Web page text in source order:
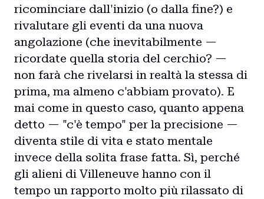
ricominciare dall'inizio (o dalla fine?) e
rivalutare gli eventi da una nuova
angolazione (che inevitabilmente —
ricordate quella storia del cerchio? —
non farà che rivelarsi in realtà la stessa di
prima, ma almeno c'abbiam provato). E
mai come in questo caso, quanto appena
detto — "c'è tempo" per la precisione —
diventa stile di vita e stato mentale
invece della solita frase fatta. Sì, perché
gli alieni di Villeneuve hanno con il
tempo un rapporto molto più rilassato di